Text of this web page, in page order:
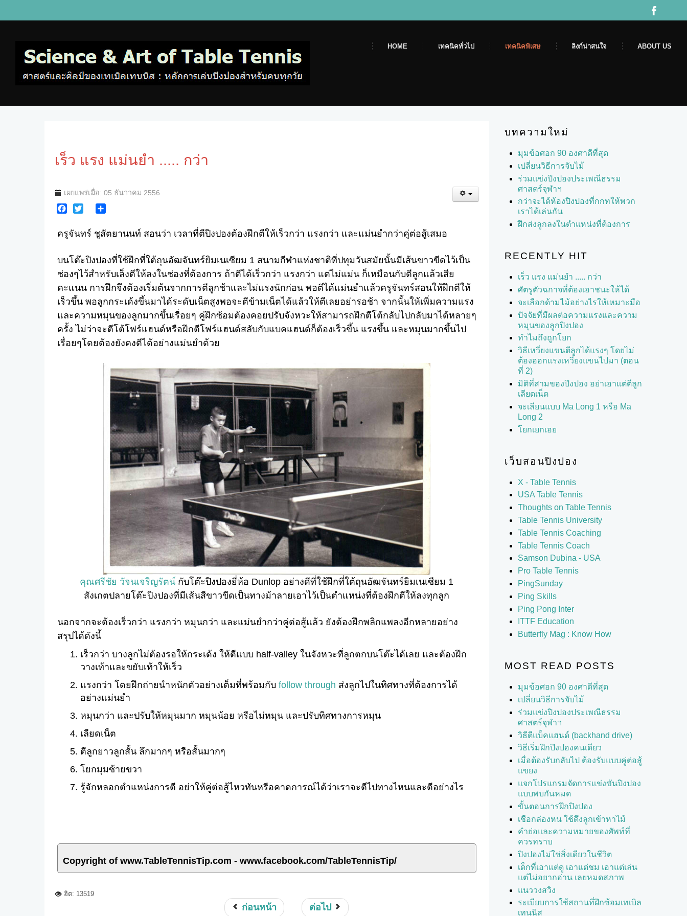
HOME เทคนิคทั่วไป เทคนิคพิเศษ ลิงก์น่าสนใจ ABOUT US
เร็ว แรง แม่นยำ ..... กว่า
เผยแพร่เมื่อ: 05 ธันวาคม 2556
ครูจันทร์ ชูสัตยานนท์ สอนว่า เวลาที่ตีปิงปองต้องฝึกตีให้เร็วกว่า แรงกว่า และแม่นยำกว่าคู่ต่อสู้เสมอ
บนโต๊ะปิงปองที่ใช้ฝึกที่ใต้ถุนอัฒจันทร์ยิมเนเซียม 1 สนามกีฬาแห่งชาติที่ปทุมวันสมัยนั้นมีเส้นขาวขีดไว้เป็น
ช่องๆไว้สำหรับเล็งตีให้ลงในช่องที่ต้องการ ถ้าตีได้เร็วกว่า แรงกว่า แต่ไม่แม่น ก็เหมือนกับตีลูกแล้วเสีย
คะแนน การฝึกจึงต้องเริ่มต้นจากการตีลูกช้าและไม่แรงนักก่อน พอตีได้แม่นยำแล้วครูจันทร์สอนให้ฝึกตีให้
เร็วขึ้น พอลูกกระเด้งขึ้นมาได้ระดับเน็ตสูงพอจะตีข้ามเน็ตได้แล้วให้ตีเลยอย่ารอช้า จากนั้นให้เพิ่มความแรง
และความหมุนของลูกมากขึ้นเรื่อยๆ คู่ฝึกซ้อมต้องคอยปรับจังหวะให้สามารถฝึกตีโต้กลับไปกลับมาได้หลายๆ
ครั้ง ไม่ว่าจะตีโต้โฟร์แฮนด์หรือฝึกตีโฟร์แฮนด์สลับกับแบคแฮนด์ก็ต้องเร็วขึ้น แรงขึ้น และหมุนมากขึ้นไป
เรื่อยๆโดยต้องยังคงตีได้อย่างแม่นยำด้วย
คุณศรีชัย วัจนเจริญรัตน์ กับโต๊ะปิงปองยี่ห้อ Dunlop อย่างดีที่ใช้ฝึกที่ใต้ถุนอัฒจันทร์ยิมเนเซียม 1
สังเกตปลายโต๊ะปิงปองที่มีเส้นสีขาวขีดเป็นทางม้าลายเอาไว้เป็นตำแหน่งที่ต้องฝึกตีให้ลงทุกลูก
นอกจากจะต้องเร็วกว่า แรงกว่า หมุนกว่า และแม่นยำกว่าคู่ต่อสู้แล้ว ยังต้องฝึกพลิกแพลงอีกหลายอย่าง
สรุปได้ดังนี้
เร็วกว่า บางลูกไม่ต้องรอให้กระเด้ง ให้ตีแบบ half-valley ในจังหวะที่ลูกตกบนโต๊ะได้เลย และต้องฝึก
วางเท้าและขยับเท้าให้เร็ว
แรงกว่า โดยฝึกถ่ายนำหนักตัวอย่างเต็มที่พร้อมกับ follow through ส่งลูกไปในทิศทางที่ต้องการได้
อย่างแม่นยำ
หมุนกว่า และปรับให้หมุนมาก หมุนน้อย หรือไม่หมุน และปรับทิศทางการหมุน
เลียดเน็ต
ตีลูกยาวลูกสั้น ลึกมากๆ หรือสั้นมากๆ
โยกมุมซ้ายขวา
รู้จักหลอกตำแหน่งการตี อย่าให้คู่ต่อสู้ไหวทันหรือคาดการณ์ได้ว่าเราจะตีไปทางไหนและตีอย่างไร
Copyright of www.TableTennisTip.com - www.facebook.com/TableTennisTip/
ฮิต: 13519
ก่อนหน้า ต่อไป
บทความใหม่
มุมข้อศอก 90 องศาดีที่สุด
เปลี่ยนวิธีการจับไม้
ร่วมแข่งปิงปองประเพณีธรรม
ศาสตร์จุฬาฯ
กว่าจะได้ห้องปิงปองที่กกทให้พวก
เราได้เล่นกัน
ฝึกส่งลูกลงในตำแหน่งที่ต้องการ
RECENTLY HIT
เร็ว แรง แม่นยำ ..... กว่า
ศัตรูตัวฉกาจที่ต้องเอาชนะให้ได้
จะเลือกด้ามไม้อย่างไรให้เหมาะมือ
ปัจจัยที่มีผลต่อความแรงและความ
หมุนของลูกปิงปอง
ทำไมถึงถูกโยก
วิธีเหวี่ยงแขนตีลูกได้แรงๆ โดยไม่
ต้องออกแรงเหวี่ยงแขนไปมา (ตอน
ที่ 2)
มิติที่สามของปิงปอง อย่าเอาแต่ตีลูก
เลียดเน็ต
จะเลียนแบบ Ma Long 1 หรือ Ma
Long 2
โยกเยกเอย
เว็บสอนปิงปอง
X - Table Tennis
USA Table Tennis
Thoughts on Table Tennis
Table Tennis University
Table Tennis Coaching
Table Tennis Coach
Samson Dubina - USA
Pro Table Tennis
PingSunday
Ping Skills
Ping Pong Inter
ITTF Education
Butterfly Mag : Know How
MOST READ POSTS
มุมข้อศอก 90 องศาดีที่สุด
เปลี่ยนวิธีการจับไม้
ร่วมแข่งปิงปองประเพณีธรรม
ศาสตร์จุฬาฯ
วิธีตีแบ็คแฮนด์ (backhand drive)
วิธีเริ่มฝึกปิงปองคนเดียว
เมื่อต้องรับกลับไป ต้องรับแบบคู่ต่อสู้
แขยง
แจกโปรแกรมจัดการแข่งขันปิงปอง
แบบพบกันหมด
ขั้นตอนการฝึกปิงปอง
เชือกล่องหน ใช้ดึงลูกเข้าหาไม้
คำย่อและความหมายของศัพท์ที่
ควรทราบ
ปิงปองไม่ใช่สิ่งเดียวในชีวิต
เด็กที่เอาแต่ดู เอาแต่ชม เอาแต่เล่น
แต่ไม่อยากอ่าน เลยหมดสภาพ
แนววงสวิง
ระเบียบการใช้สถานที่ฝึกซ้อมเทเบิล
เทนนิส